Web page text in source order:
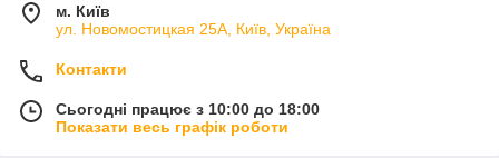
м. Київ
ул. Новомостицкая 25А, Київ, Україна
Контакти
Сьогодні працює з 10:00 до 18:00
Показати весь графік роботи